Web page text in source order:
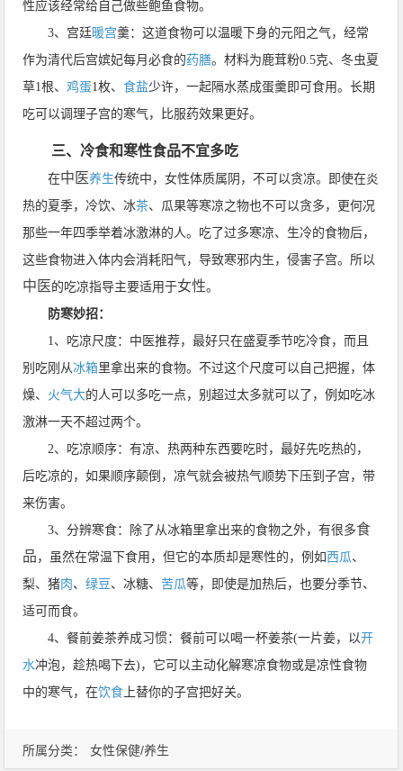
所属分类： 女性保健/养生
性应该经常给自己做些鲍鱼食物。
3、宫廷暖宫羹：这道食物可以温暖下身的元阳之气，经常
作为清代后宫嫔妃每月必食的药膳。材料为鹿茸粉0.5克、冬虫夏
草1根、鸡蛋1枚、食盐少许，一起隔水蒸成蛋羹即可食用。长期
吃可以调理子宫的寒气，比服药效果更好。
三、冷食和寒性食品不宜多吃
在中医养生传统中，女性体质属阴，不可以贪凉。即使在炎
热的夏季，冷饮、冰茶、瓜果等寒凉之物也不可以贪多，更何况
那些一年四季举着冰激淋的人。吃了过多寒凉、生冷的食物后，
这些食物进入体内会消耗阳气，导致寒邪内生，侵害子宫。所以
中医的吃凉指导主要适用于女性。
防寒妙招：
1、吃凉尺度：中医推荐，最好只在盛夏季节吃冷食，而且
别吃刚从 冰箱里拿出来的食物。不过这个尺度可以自己把握，体
燥、 火气大的人可以多吃一点，别超过太多就可以了，例如吃冰
激淋一天不超过两个。
2、吃凉顺序：有凉、热两种东西要吃时，最好先吃热的，
后吃凉的，如果顺序颠倒，凉气就会被热气顺势下压到子宫，带
来伤害。
3、分辨寒食：除了从冰箱里拿出来的食物之外，有很多食
品 ，虽然在常温下食用，但它的本质却是寒性的，例如 西瓜、
梨、猪肉 、绿豆 、冰糖、苦瓜等，即使是加热后，也要分季节、
适可而食。
4、餐前姜茶养成习惯：餐前可以喝一杯姜茶(一片姜，以开
水冲泡，趁热喝下去)，它可以主动化解寒凉食物或是凉性食物
中的寒气，在饮食 上替你的子宫把好关。